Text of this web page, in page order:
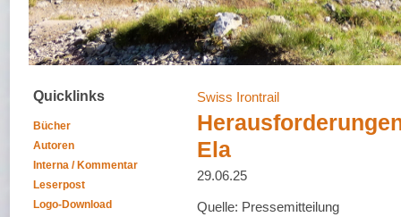
Quicklinks
Bücher
Autoren
Interna / Kommentar
Leserpost
Logo-Download
Swiss Irontrail
Ela
29.06.25
Quelle: Pressemitteilung